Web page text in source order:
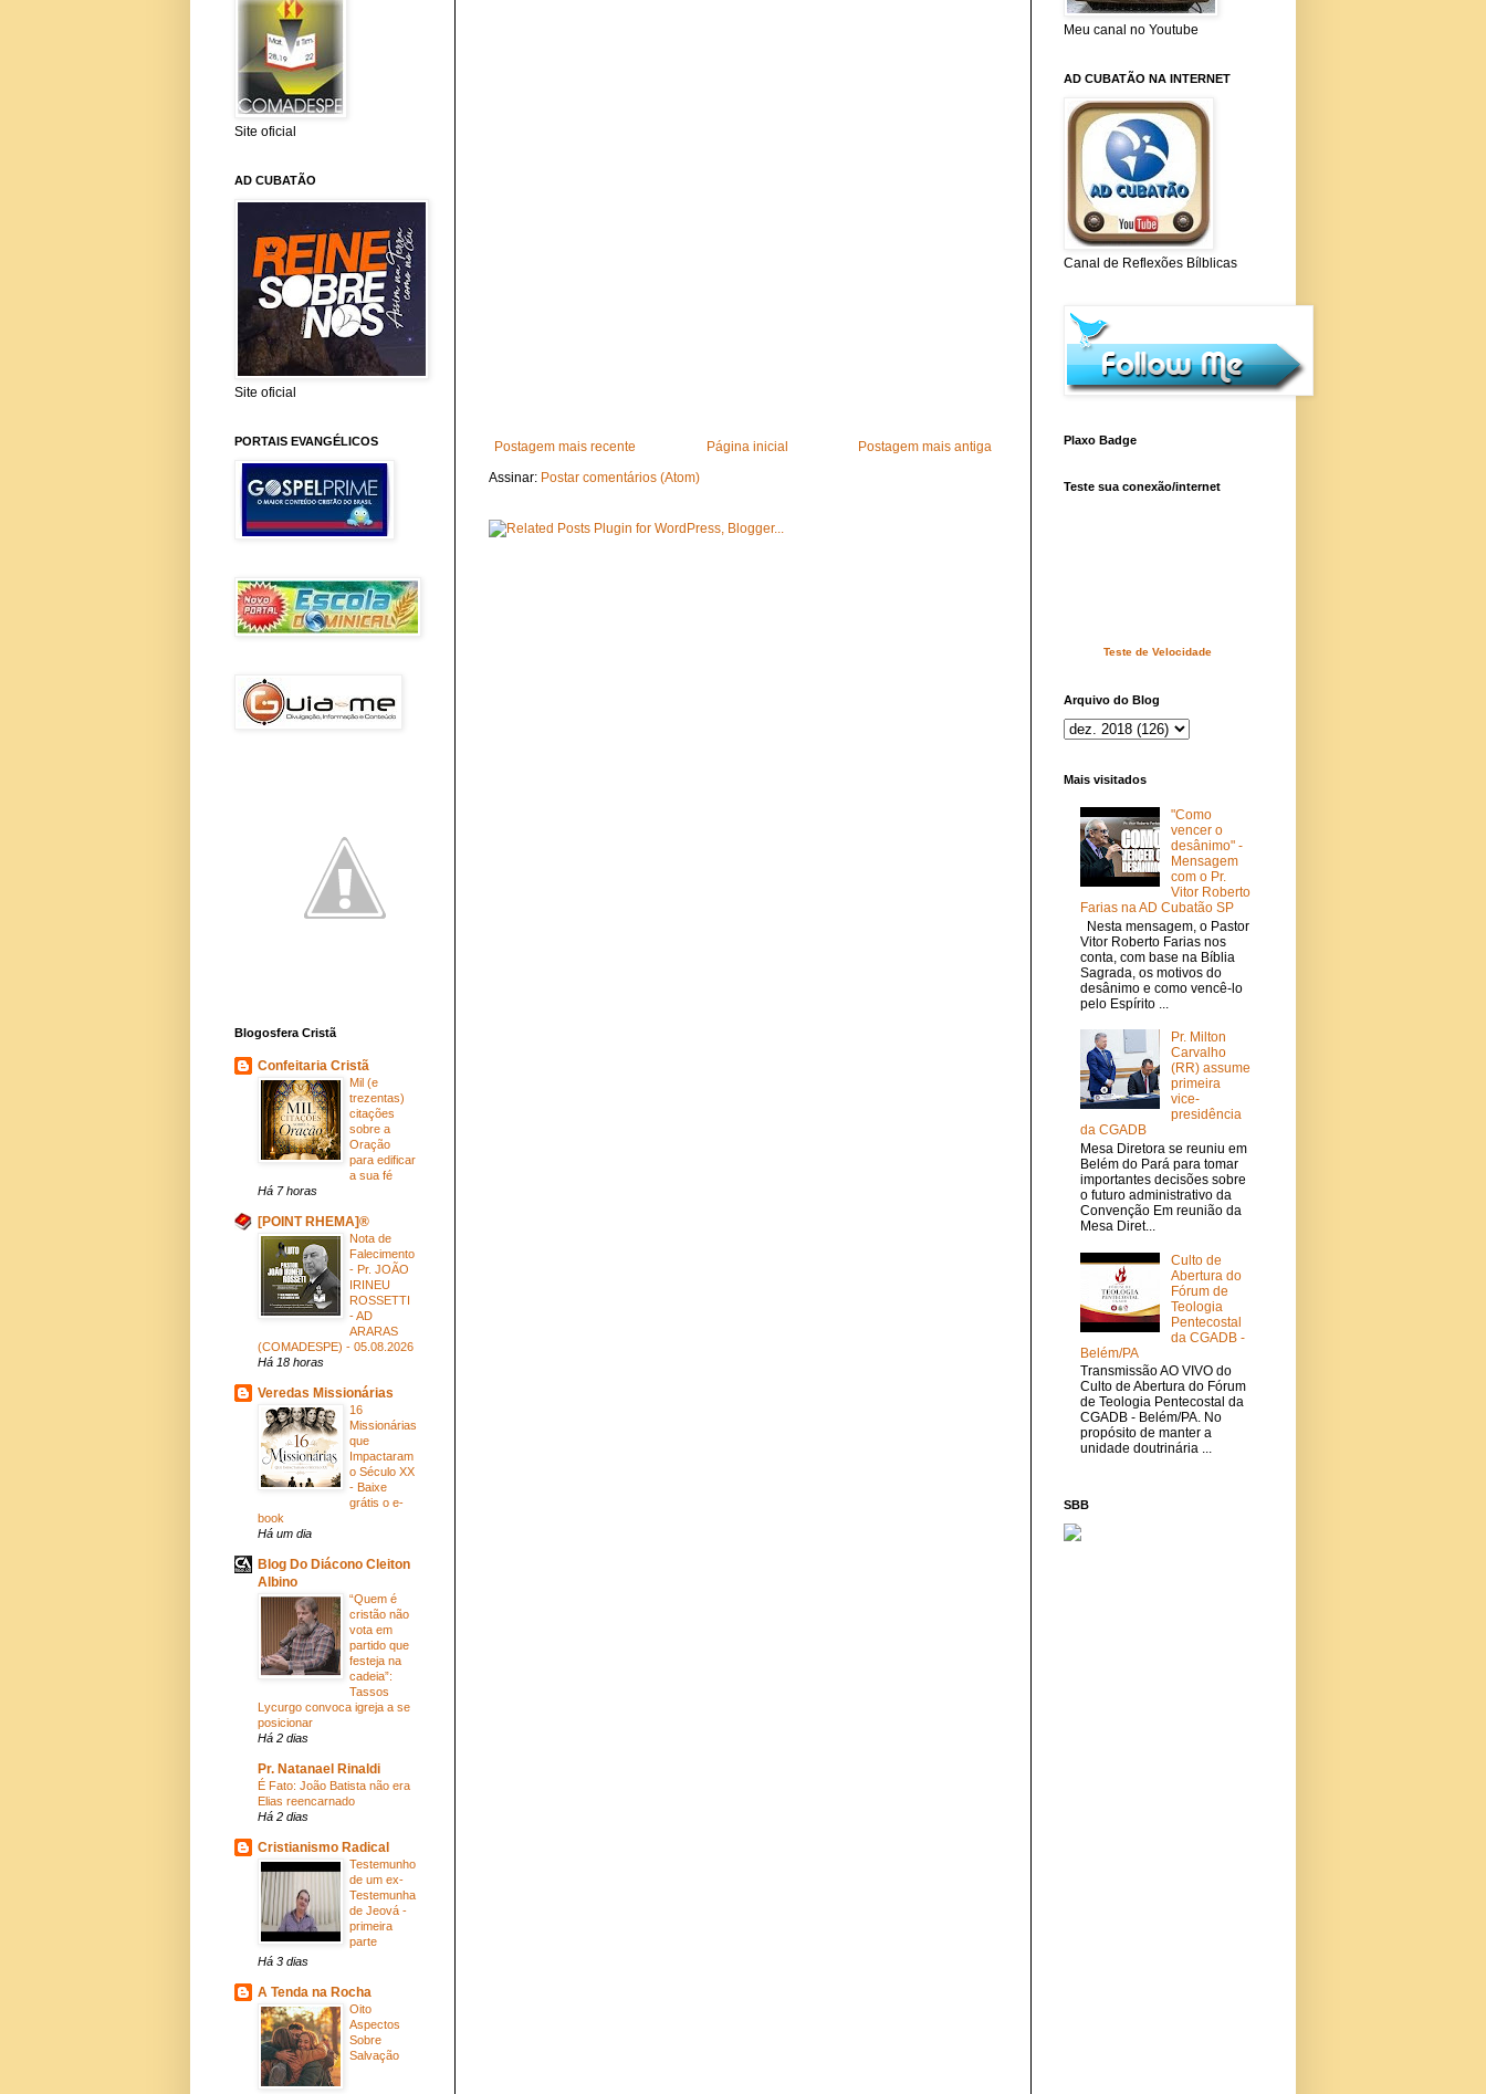
Postagem mais recente Postagem mais antiga
Página inicial
Assinar: Postar comentários (Atom)
Site oficial
AD CUBATÃO
Site oficial
PORTAIS EVANGÉLICOS
Blogosfera Cristã
Confeitaria Cristã
Mil (e
trezentas)
citações
sobre a
Oração
para edificar
a sua fé
Há 7 horas
[POINT RHEMA]®
Nota de
Falecimento
- Pr. JOÃO
IRINEU
ROSSETTI
- AD
ARARAS
(COMADESPE) - 05.08.2026
Há 18 horas
Veredas Missionárias
16
Missionárias
que
Impactaram
o Século XX
- Baixe
grátis o e-
book
Há um dia
Blog Do Diácono Cleiton
Albino
“Quem é
cristão não
vota em
partido que
festeja na
cadeia”:
Tassos
Lycurgo convoca igreja a se
posicionar
Há 2 dias
Pr. Natanael Rinaldi
É Fato: João Batista não era
Elias reencarnado
Há 2 dias
Cristianismo Radical
Testemunho
de um ex-
Testemunha
de Jeová -
primeira
parte
Há 3 dias
A Tenda na Rocha
Oito
Aspectos
Sobre
Salvação
Meu canal no Youtube
AD CUBATÃO NA INTERNET
Canal de Reflexões Bílblicas
Plaxo Badge
Teste sua conexão/internet
Teste de Velocidade
Arquivo do Blog
Mais visitados
"Como
vencer o
desânimo" -
Mensagem
com o Pr.
Vitor Roberto
Farias na AD Cubatão SP
Nesta mensagem, o Pastor
Vitor Roberto Farias nos
conta, com base na Bíblia
Sagrada, os motivos do
desânimo e como vencê-lo
pelo Espírito ...
Pr. Milton
Carvalho
(RR) assume
primeira
vice-
presidência
da CGADB
Mesa Diretora se reuniu em
Belém do Pará para tomar
importantes decisões sobre
o futuro administrativo da
Convenção Em reunião da
Mesa Diret...
Culto de
Abertura do
Fórum de
Teologia
Pentecostal
da CGADB -
Belém/PA
Transmissão AO VIVO do
Culto de Abertura do Fórum
de Teologia Pentecostal da
CGADB - Belém/PA. No
propósito de manter a
unidade doutrinária ...
SBB